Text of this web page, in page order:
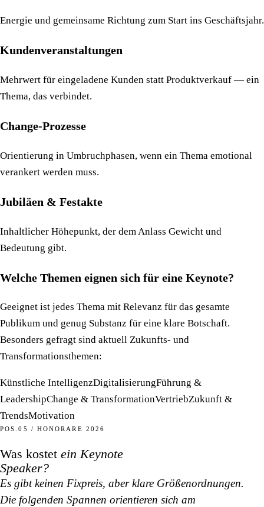
Energie und gemeinsame Richtung zum Start ins Geschäftsjahr.
Kundenveranstaltungen
Mehrwert für eingeladene Kunden statt Produktverkauf — ein
Thema, das verbindet.
Change-Prozesse
Orientierung in Umbruchphasen, wenn ein Thema emotional
verankert werden muss.
Jubiläen & Festakte
Inhaltlicher Höhepunkt, der dem Anlass Gewicht und
Bedeutung gibt.
Welche Themen eignen sich für eine Keynote?
Geeignet ist jedes Thema mit Relevanz für das gesamte
Publikum und genug Substanz für eine klare Botschaft.
Besonders gefragt sind aktuell Zukunfts- und
Transformationsthemen:
Künstliche IntelligenzDigitalisierungFührung &
LeadershipChange & TransformationVertriebZukunft &
TrendsMotivation
POS.05 / HONORARE 2026
Was kostet ein Keynote
Speaker?
Es gibt keinen Fixpreis, aber klare Größenordnungen.
Die folgenden Spannen orientieren sich am